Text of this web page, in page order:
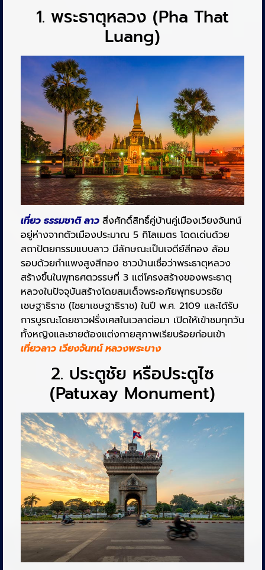
1. พระธาตุหลวง (Pha That
Luang)
เที่ยว ธรรมชาติ ลาว สิ่งศักดิ์สิทธิ์คู่บ้านคู่เมืองเวียงจันทน์
อยู่ห่างจากตัวเมืองประมาณ 5 กิโลเมตร โดดเด่นด้วย
สถาปัตยกรรมแบบลาว มีลักษณะเป็นเจดีย์สีทอง ล้อม
รอบด้วยกำแพงสูงสีทอง ชาวบ้านเชื่อว่าพระธาตุหลวง
สร้างขึ้นในพุทธศตวรรษที่ 3 แต่โครงสร้างของพระธาตุ
หลวงในปัจจุบันสร้างโดยสมเด็จพระอภัยพุทธบวรชัย
เชษฐาธิราช (ไชยาเชษฐาธิราช) ในปี พ.ศ. 2109 และได้รับ
การบูรณะโดยชาวฝรั่งเศสในเวลาต่อมา เปิดให้เข้าชมทุกวัน
ทั้งหญิงและชายต้องแต่งกายสุภาพเรียบร้อยก่อนเข้า
เที่ยวลาว เวียงจันทน์ หลวงพระบาง
2. ประตูชัย หรือประตูไซ
(Patuxay Monument)